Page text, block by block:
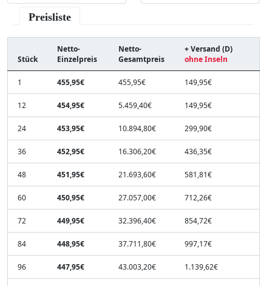
Preisliste
Stück
Netto-
Einzelpreis
Netto-
Gesamtpreis
+ Versand (D)
ohne Inseln
1 455,95€ 455,95€ 149,95€
12 454,95€ 5.459,40€ 149,95€
24 453,95€ 10.894,80€ 299,90€
36 452,95€ 16.306,20€ 436,35€
48 451,95€ 21.693,60€ 581,81€
60 450,95€ 27.057,00€ 712,26€
72 449,95€ 32.396,40€ 854,72€
84 448,95€ 37.711,80€ 997,17€
96 447,95€ 43.003,20€ 1.139,62€